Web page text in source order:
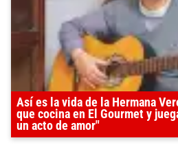
Así es la vida de la Hermana
que cocina en El Gourmet y
un acto de amor"